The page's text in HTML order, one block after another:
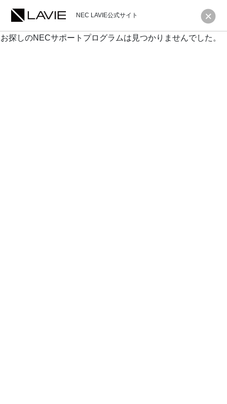
NEC LAVIE公式サイト
お探しのNECサポートプログラムは見つかりませんでした。